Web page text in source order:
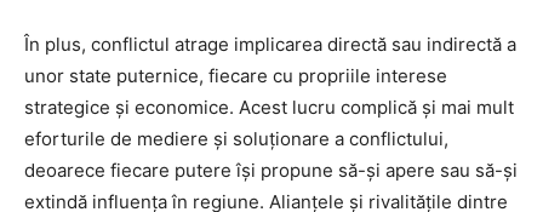
În plus, conflictul atrage implicarea directă sau indirectă a
unor state puternice, fiecare cu propriile interese
strategice și economice. Acest lucru complică și mai mult
eforturile de mediere și soluționare a conflictului,
deoarece fiecare putere își propune să-și apere sau să-și
extindă influența în regiune. Alianțele și rivalitățile dintre